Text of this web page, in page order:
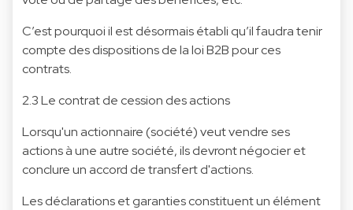
C’est pourquoi il est désormais établi qu’il faudra tenir
compte des dispositions de la loi B2B pour ces
contrats.
2.3 Le contrat de cession des actions
Lorsqu'un actionnaire (société) veut vendre ses
actions à une autre société, ils devront négocier et
conclure un accord de transfert d'actions.
Les déclarations et garanties constituent un élément